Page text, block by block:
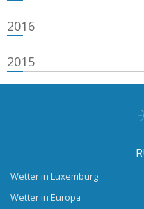
2016
2015
Wetter in Luxemburg
Wetter in Europa